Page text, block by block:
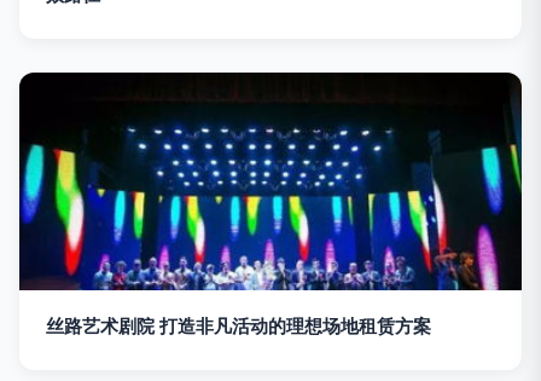
丝路艺术剧院 打造非凡活动的理想场地租赁方案